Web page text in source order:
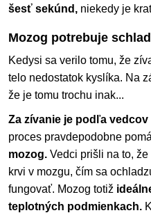
šesť sekúnd, niekedy je
Mozog potrebuje
Kedysi sa verilo tomu, že
telo nedostatok kyslíka. Na
že je tomu trochu inak...
Za zívanie je podľa
proces pravdepodobne
mozog. Vedci prišli na to,
krvi v mozgu, čím sa
fungovať. Mozog totiž
teplotných podmienkach.